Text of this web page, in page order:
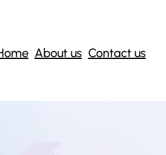
About us Contact us